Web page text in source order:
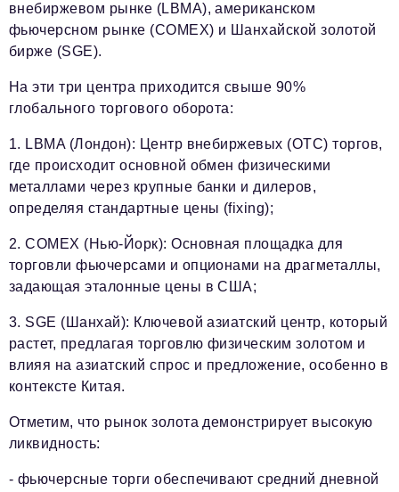
внебиржевом рынке (LBMA), американском
фьючерсном рынке (COMEX) и Шанхайской золотой
бирже (SGE).
На эти три центра приходится свыше 90%
глобального торгового оборота:
1. LBMA (Лондон): Центр внебиржевых (OTC) торгов,
где происходит основной обмен физическими
металлами через крупные банки и дилеров,
определяя стандартные цены (fixing);
2. COMEX (Нью-Йорк): Основная площадка для
торговли фьючерсами и опционами на драгметаллы,
задающая эталонные цены в США;
3. SGE (Шанхай): Ключевой азиатский центр, который
растет, предлагая торговлю физическим золотом и
влияя на азиатский спрос и предложение, особенно в
контексте Китая.
Отметим, что рынок золота демонстрирует высокую
ликвидность:
- фьючерсные торги обеспечивают средний дневной